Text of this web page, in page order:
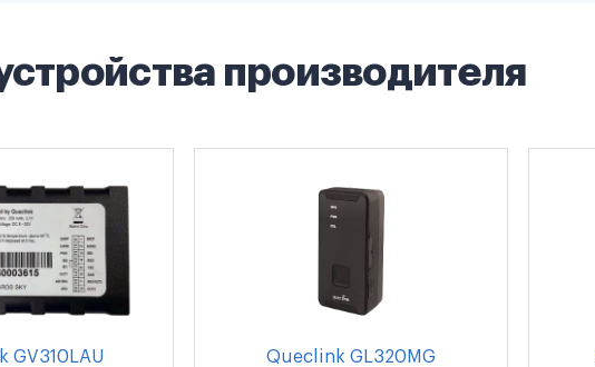
производителя
GV310LAU Queclink GL320MG